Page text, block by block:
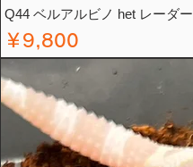
Q44 ベルアルビノ het レーダー
価格
￥9,800